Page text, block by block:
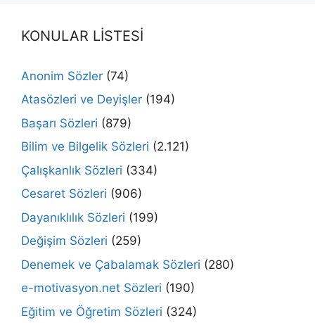
KONULAR LİSTESİ
Anonim Sözler (74)
Atasözleri ve Deyişler (194)
Başarı Sözleri (879)
Bilim ve Bilgelik Sözleri (2.121)
Çalışkanlık Sözleri (334)
Cesaret Sözleri (906)
Dayanıklılık Sözleri (199)
Değişim Sözleri (259)
Denemek ve Çabalamak Sözleri (280)
e-motivasyon.net Sözleri (190)
Eğitim ve Öğretim Sözleri (324)